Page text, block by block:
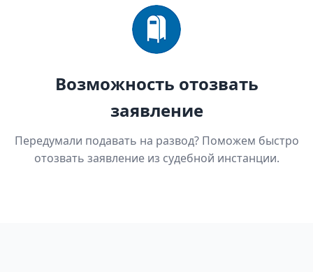
Возможность отозвать
заявление
Передумали подавать на развод? Поможем быстро
отозвать заявление из судебной инстанции.